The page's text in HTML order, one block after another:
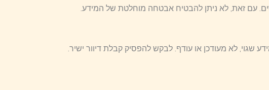
עם זאת, לא ניתן להבטיח אבטחה מוחלטת של המידע.
שגוי, לא מעודכן או עודף. לבקש להפסיק קבלת דיוור ישיר.